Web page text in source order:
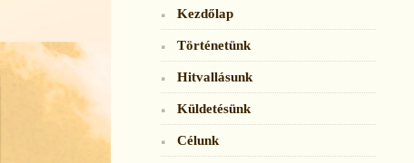
Kezdőlap
Történetünk
Hitvallásunk
Küldetésünk
Célunk